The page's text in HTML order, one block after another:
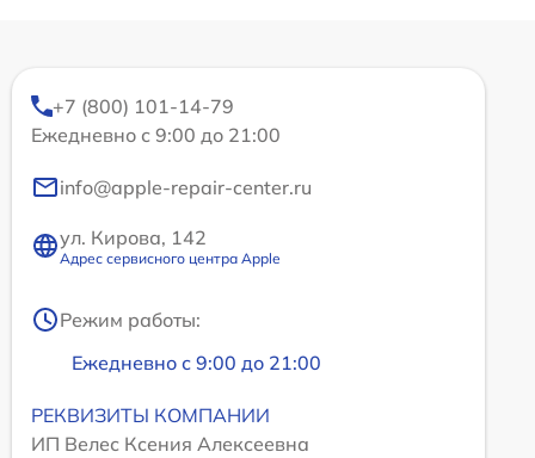
+7 (800) 101-14-79
Ежедневно с 9:00 до 21:00
info@apple-repair-center.ru
ул. Кирова, 142
Адрес сервисного центра Apple
Режим работы:
Ежедневно с 9:00 до 21:00
РЕКВИЗИТЫ КОМПАНИИ
ИП Велес Ксения Алексеевна